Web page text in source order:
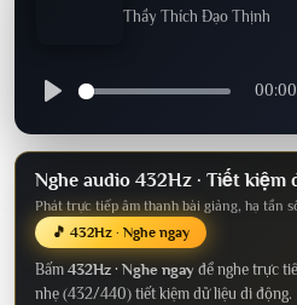
Thầy Thích Đạo Thịnh
00:00
Nghe audio 432Hz · Tiết kiệm
Phát trực tiếp âm thanh bài giảng, hạ tần
🎵 432Hz · Nghe ngay
Bấm 432Hz · Nghe ngay để nghe trực
nhẹ (432/440) tiết kiệm dữ liệu di động.